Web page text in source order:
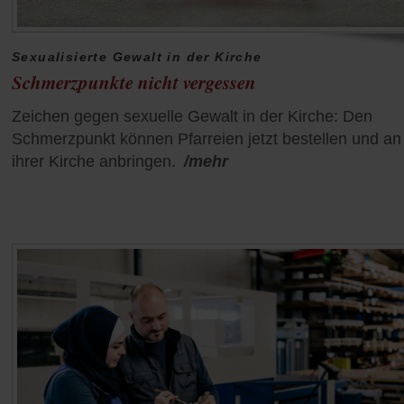
Sexualisierte Gewalt in der Kirche
Schmerzpunkte nicht vergessen
Zeichen gegen sexuelle Gewalt in der Kirche: Den
Schmerzpunkt können Pfarreien jetzt bestellen und an
ihrer Kirche anbringen. /mehr